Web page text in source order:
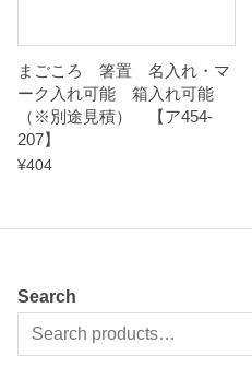
まごころ 箸置 名入れ・マ
ーク入れ可能 箱入れ可能
（※別途見積） 【ア454-
207】
¥404
Search